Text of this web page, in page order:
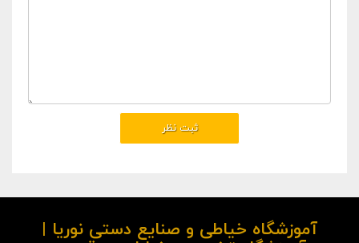
آموزشگاه خیاطی و صنایع دستی نوریا |